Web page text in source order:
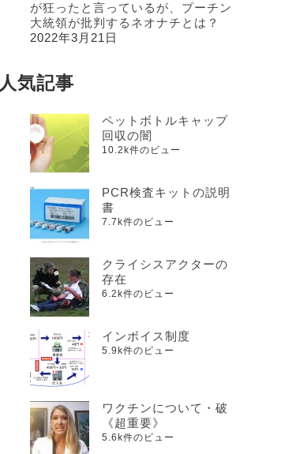
が狂ったと言っているが、プーチン
大統領が批判するネオナチとは？
2022年3月21日
人気記事
ペットボトルキャップ
回収の闇
10.2k件のビュー
PCR検査キットの説明
書
7.7k件のビュー
クライシスアクターの
存在
6.2k件のビュー
インボイス制度
5.9k件のビュー
ワクチンについて・破
《超重要》
5.6k件のビュー